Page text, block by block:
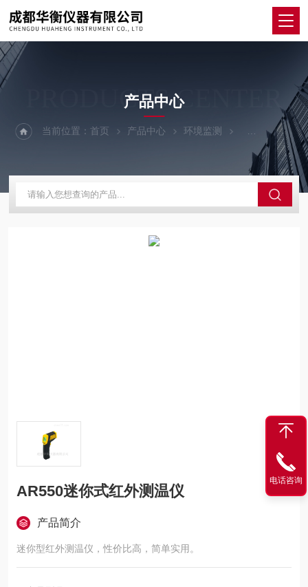
PRODUCTS CENTER
产品中心
当前位置：首页 产品中心 环境监测 智能红外测温仪
AR550迷你式红外测温仪
产品简介
迷你型红外测温仪，性价比高，简单实用。
电话咨询